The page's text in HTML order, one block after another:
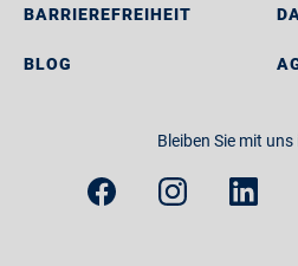
BARRIEREFREIHEIT
BLOG
Bleiben Sie mit